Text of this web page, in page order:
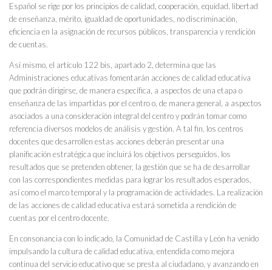
Español se rige por los principios de calidad, cooperación, equidad, libertad
de enseñanza, mérito, igualdad de oportunidades, no discriminación,
eficiencia en la asignación de recursos públicos, transparencia y rendición
de cuentas.
Así mismo, el artículo 122 bis, apartado 2, determina que las
Administraciones educativas fomentarán acciones de calidad educativa
que podrán dirigirse, de manera específica, a aspectos de una etapa o
enseñanza de las impartidas por el centro o, de manera general, a aspectos
asociados a una consideración integral del centro y podrán tomar como
referencia diversos modelos de análisis y gestión. A tal fin, los centros
docentes que desarrollen estas acciones deberán presentar una
planificación estratégica que incluirá los objetivos perseguidos, los
resultados que se pretenden obtener, la gestión que se ha de desarrollar
con las correspondientes medidas para lograr los resultados esperados,
así como el marco temporal y la programación de actividades. La realización
de las acciones de calidad educativa estará sometida a rendición de
cuentas por el centro docente.
En consonancia con lo indicado, la Comunidad de Castilla y León ha venido
impulsando la cultura de calidad educativa, entendida como mejora
continua del servicio educativo que se presta al ciudadano, y avanzando en